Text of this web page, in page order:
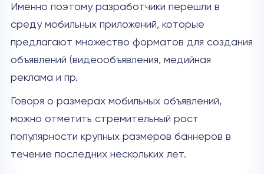
Именно поэтому разработчики перешли в
среду мобильных приложений, которые
предлагают множество форматов для создания
объявлений (видеообъявления, медийная
реклама и пр.
Говоря о размерах мобильных объявлений,
можно отметить стремительный рост
популярности крупных размеров баннеров в
течение последних нескольких лет.